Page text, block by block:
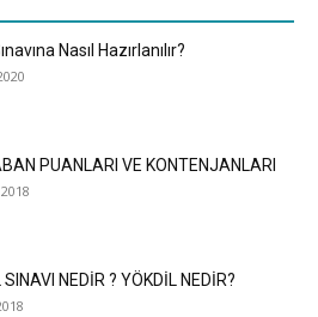
Nasıl Hazırlanılır?
PUANLARI VE KONTENJANLARI
NEDİR ? YÖKDİL NEDİR?